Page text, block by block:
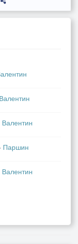
Паршин